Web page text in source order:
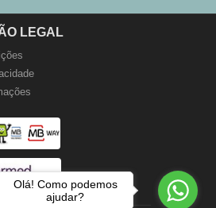
LEGAL
Olá! Como podemos
ajudar?